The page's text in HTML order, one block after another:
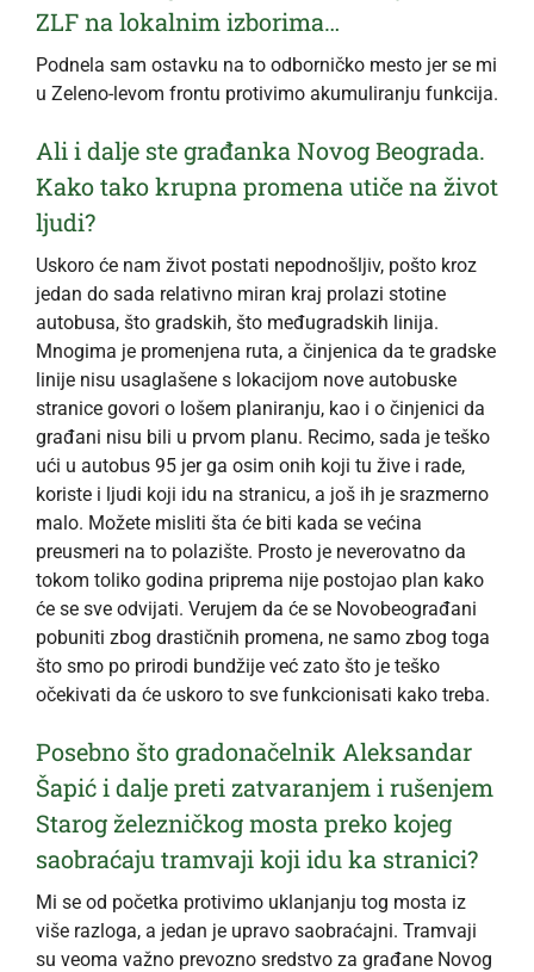
ZLF na lokalnim izborima…
Podnela sam ostavku na to odborničko mesto jer se mi
u Zeleno-levom frontu protivimo akumuliranju funkcija.
Ali i dalje ste građanka Novog Beograda.
Kako tako krupna promena utiče na život
ljudi?
Uskoro će nam život postati nepodnošljiv, pošto kroz
jedan do sada relativno miran kraj prolazi stotine
autobusa, što gradskih, što međugradskih linija.
Mnogima je promenjena ruta, a činjenica da te gradske
linije nisu usaglašene s lokacijom nove autobuske
stranice govori o lošem planiranju, kao i o činjenici da
građani nisu bili u prvom planu. Recimo, sada je teško
ući u autobus 95 jer ga osim onih koji tu žive i rade,
koriste i ljudi koji idu na stranicu, a još ih je srazmerno
malo. Možete misliti šta će biti kada se većina
preusmeri na to polazište. Prosto je neverovatno da
tokom toliko godina priprema nije postojao plan kako
će se sve odvijati. Verujem da će se Novobeograđani
pobuniti zbog drastičnih promena, ne samo zbog toga
što smo po prirodi bundžije već zato što je teško
očekivati da će uskoro to sve funkcionisati kako treba.
Posebno što gradonačelnik Aleksandar
Šapić i dalje preti zatvaranjem i rušenjem
Starog železničkog mosta preko kojeg
saobraćaju tramvaji koji idu ka stranici?
Mi se od početka protivimo uklanjanju tog mosta iz
više razloga, a jedan je upravo saobraćajni. Tramvaji
su veoma važno prevozno sredstvo za građane Novog